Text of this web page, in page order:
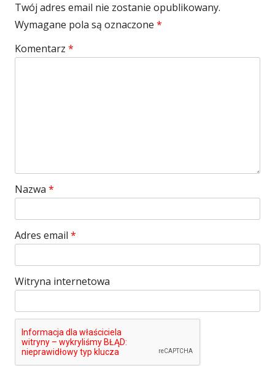
Twój adres email nie zostanie opublikowany.
Wymagane pola są oznaczone *
Komentarz *
Nazwa *
Adres email *
Witryna internetowa